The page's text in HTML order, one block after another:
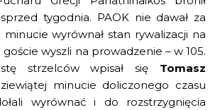
tygodnia. PAOK nie dawał za
wyrównał stan rywalizacji na
goście wyszli na prowadzenie – w 105.
strzelców wpisał się Tomasz
minucie doliczonego czasu
wyrównać i do rozstrzygnięcia